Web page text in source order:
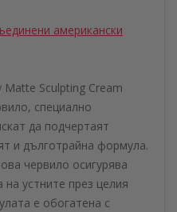
американски
Matte Sculpting Cream
специално
да подчертаят
и дълготрайна формула.
червило осигурява
устните през целия
е обогатена с